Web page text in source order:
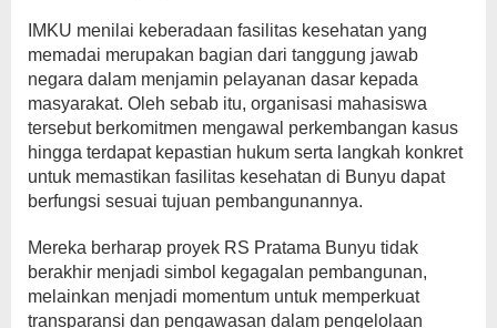
IMKU menilai keberadaan fasilitas kesehatan yang
memadai merupakan bagian dari tanggung jawab
negara dalam menjamin pelayanan dasar kepada
masyarakat. Oleh sebab itu, organisasi mahasiswa
tersebut berkomitmen mengawal perkembangan kasus
hingga terdapat kepastian hukum serta langkah konkret
untuk memastikan fasilitas kesehatan di Bunyu dapat
berfungsi sesuai tujuan pembangunannya.
Mereka berharap proyek RS Pratama Bunyu tidak
berakhir menjadi simbol kegagalan pembangunan,
melainkan menjadi momentum untuk memperkuat
transparansi dan pengawasan dalam pengelolaan